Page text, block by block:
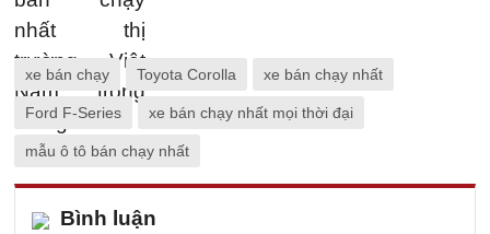
xe bán chạy Toyota Corolla xe bán chạy nhất
Ford F-Series xe bán chạy nhất mọi thời đại
mẫu ô tô bán chạy nhất
Bình luận